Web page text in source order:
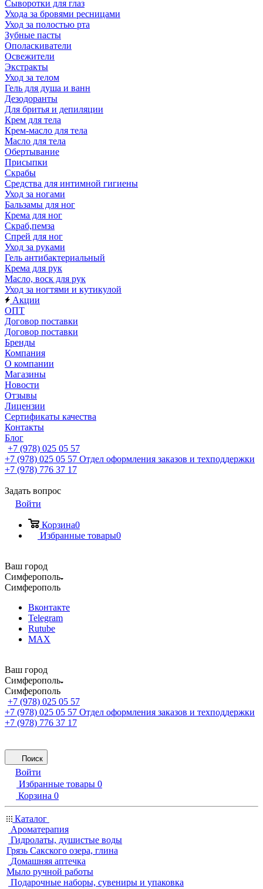
Сыворотки для глаз
Ухода за бровями ресницами
Уход за полостью рта
Зубные пасты
Ополаскиватели
Освежители
Экстракты
Уход за телом
Гель для душа и ванн
Дезодоранты
Для бритья и депиляции
Крем для тела
Крем-масло для тела
Масло для тела
Обертывание
Присыпки
Скрабы
Средства для интимной гигиены
Уход за ногами
Бальзамы для ног
Крема для ног
Скраб,пемза
Спрей для ног
Уход за руками
Гель антибактериальный
Крема для рук
Масло, воск для рук
Уход за ногтями и кутикулой
Акции
ОПТ
Договор поставки
Договор поставки
Бренды
Компания
О компании
Магазины
Новости
Отзывы
Лицензии
Сертификаты качества
Контакты
Блог
+7 (978) 025 05 57
+7 (978) 025 05 57 Отдел оформления заказов и техподдержки
+7 (978) 776 37 17
Задать вопрос
Войти
Корзина0
Избранные товары0
Ваш город
Симферополь
Симферополь
Вконтакте
Telegram
Rutube
MAX
Ваш город
Симферополь
Симферополь
+7 (978) 025 05 57
+7 (978) 025 05 57 Отдел оформления заказов и техподдержки
+7 (978) 776 37 17
Поиск
Войти
Избранные товары 0
Корзина 0
Каталог
Ароматерапия
Гидролаты, душистые воды
Грязь Сакского озера, глина
Домашняя аптечка
Мыло ручной работы
Подарочные наборы, сувениры и упаковка